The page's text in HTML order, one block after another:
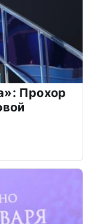
Прохор